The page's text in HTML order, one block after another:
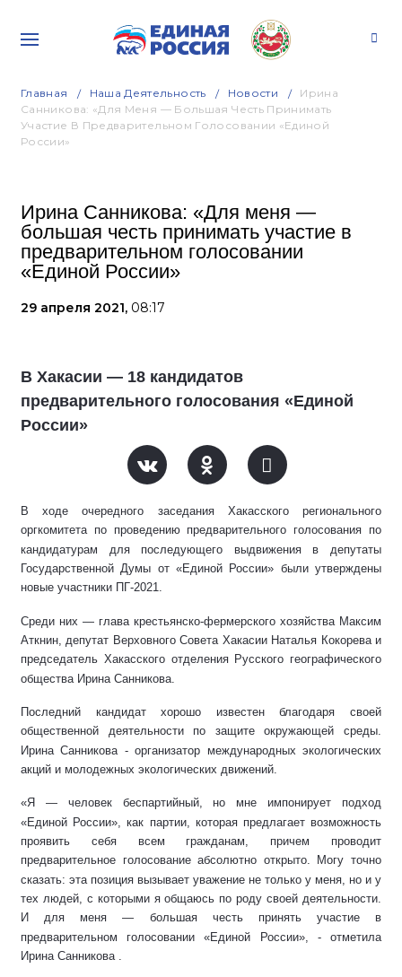
Главная Наша Деятельность Новости
Ирина
Санникова: «Для Меня — Большая Честь Принимать
Участие В Предварительном Голосовании «Единой
России»
Ирина Санникова: «Для меня —
большая честь принимать участие в
предварительном голосовании
«Единой России»
29 апреля 2021, 08:17
В Хакасии — 18 кандидатов
предварительного голосования «Единой
России»
В ходе очередного заседания Хакасского регионального
оргкомитета по проведению предварительного голосования по
кандидатурам для последующего выдвижения в депутаты
Государственной Думы от «Единой России» были утверждены
новые участники ПГ-2021.
Среди них — глава крестьянско-фермерского хозяйства Максим
Аткнин, депутат Верховного Совета Хакасии Наталья Кокорева и
председатель Хакасского отделения Русского географического
общества Ирина Санникова.
Последний кандидат хорошо известен благодаря своей
общественной деятельности по защите окружающей среды.
Ирина Санникова - организатор международных экологических
акций и молодежных экологических движений.
«Я — человек беспартийный, но мне импонирует подход
«Единой России», как партии, которая предлагает возможность
проявить себя всем гражданам, причем проводит
предварительное голосование абсолютно открыто. Могу точно
сказать: эта позиция вызывает уважение не только у меня, но и у
тех людей, с которыми я общаюсь по роду своей деятельности.
И для меня — большая честь принять участие в
предварительном голосовании «Единой России», - отметила
Ирина Санникова .